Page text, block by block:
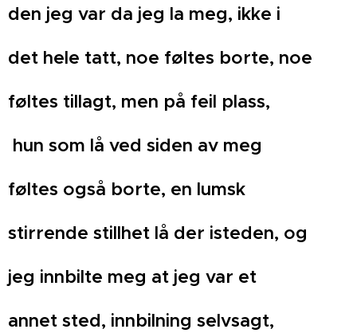
den jeg var da jeg la meg, ikke i
det hele tatt, noe føltes borte, noe
føltes tillagt, men på feil plass,
hun som lå ved siden av meg
føltes også borte, en lumsk
stirrende stillhet lå der isteden, og
jeg innbilte meg at jeg var et
annet sted, innbilning selvsagt,